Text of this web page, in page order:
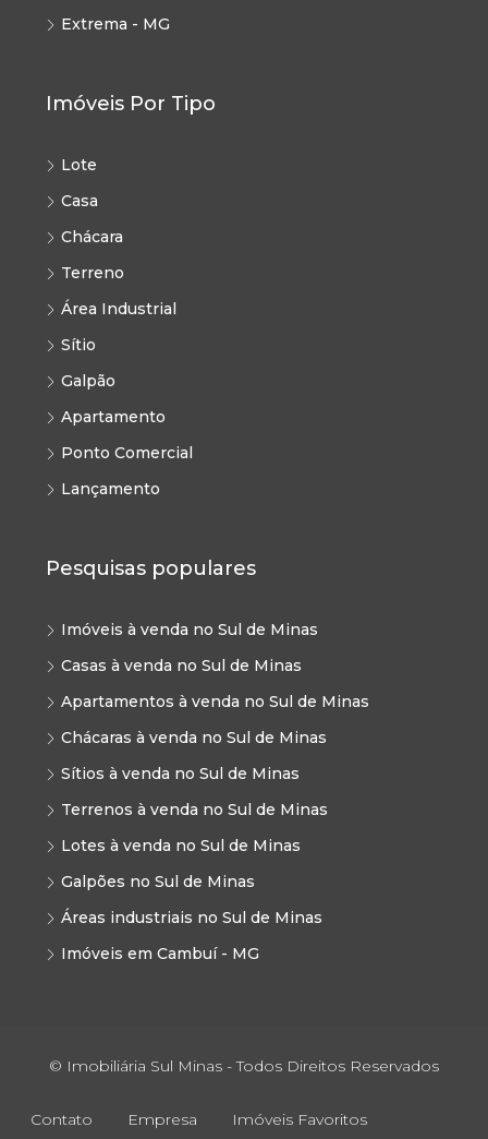
Extrema - MG
Imóveis Por Tipo
Lote
Casa
Chácara
Terreno
Área Industrial
Sítio
Galpão
Apartamento
Ponto Comercial
Lançamento
Pesquisas populares
Imóveis à venda no Sul de Minas
Casas à venda no Sul de Minas
Apartamentos à venda no Sul de Minas
Chácaras à venda no Sul de Minas
Sítios à venda no Sul de Minas
Terrenos à venda no Sul de Minas
Lotes à venda no Sul de Minas
Galpões no Sul de Minas
Áreas industriais no Sul de Minas
Imóveis em Cambuí - MG
© Imobiliária Sul Minas - Todos Direitos Reservados
Contato Empresa Imóveis Favoritos